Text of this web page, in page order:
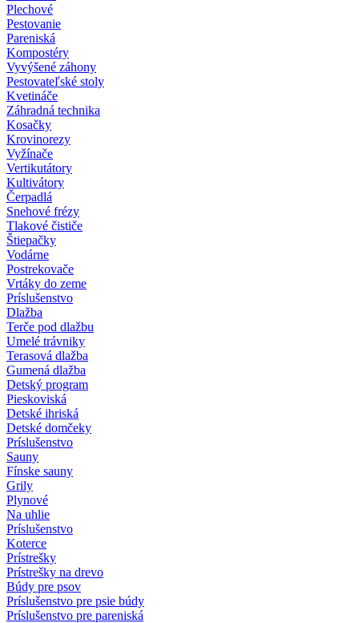
Plechové
Pestovanie
Pareniská
Kompostéry
Vyvýšené záhony
Pestovateľské stoly
Kvetináče
Záhradná technika
Kosačky
Krovinorezy
Vyžínače
Vertikutátory
Kultivátory
Čerpadlá
Snehové frézy
Tlakové čističe
Štiepačky
Vodárne
Postrekovače
Vrtáky do zeme
Príslušenstvo
Dlažba
Terče pod dlažbu
Umelé trávniky
Terasová dlažba
Gumená dlažba
Detský program
Pieskoviská
Detské ihriská
Detské domčeky
Príslušenstvo
Sauny
Fínske sauny
Grily
Plynové
Na uhlie
Príslušenstvo
Koterce
Prístrešky
Prístrešky na drevo
Búdy pre psov
Príslušenstvo pre psie búdy
Príslušenstvo pre pareniská